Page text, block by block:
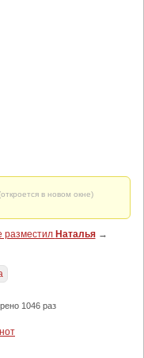
в новом окне)
разместил Наталья→
1046 раз